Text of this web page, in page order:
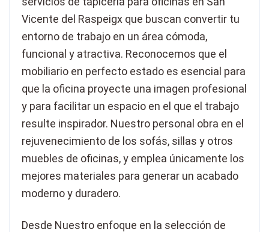
Vicente del Raspeigx que buscan convertir tu
entorno de trabajo en un área cómoda,
funcional y atractiva. Reconocemos que el
mobiliario en perfecto estado es esencial para
que la oficina proyecte una imagen profesional
y para facilitar un espacio en el que el trabajo
resulte inspirador. Nuestro personal obra en el
rejuvenecimiento de los sofás, sillas y otros
muebles de oficinas, y emplea únicamente los
mejores materiales para generar un acabado
moderno y duradero.
Desde Nuestro enfoque en la selección de